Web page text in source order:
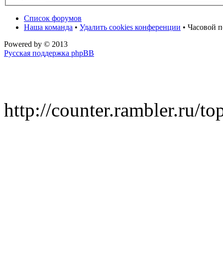
Список форумов
Наша команда • Удалить cookies конференции • Часовой
Powered by © 2013
Русская поддержка phpBB
http://counter.rambler.ru/